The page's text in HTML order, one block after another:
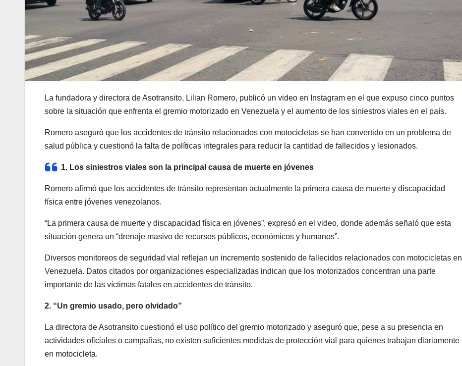
La fundadora y directora de Asotransito, Lilian Romero, publicó un video en Instagram en el que expuso cinco puntos
sobre la situación que enfrenta el gremio motorizado en Venezuela y el aumento de los siniestros viales en el país.
Romero aseguró que los accidentes de tránsito relacionados con motocicletas se han convertido en un problema de
salud pública y cuestionó la falta de políticas integrales para reducir la cantidad de fallecidos y lesionados.
1. Los siniestros viales son la principal causa de muerte en jóvenes
Romero afirmó que los accidentes de tránsito representan actualmente la primera causa de muerte y discapacidad
física entre jóvenes venezolanos.
“La primera causa de muerte y discapacidad física en jóvenes”, expresó en el video, donde además señaló que esta
situación genera un “drenaje masivo de recursos públicos, económicos y humanos”.
Diversos monitoreos de seguridad vial reflejan un incremento sostenido de fallecidos relacionados con motocicletas en
Venezuela. Datos citados por organizaciones especializadas indican que los motorizados concentran una parte
importante de las víctimas fatales en accidentes de tránsito.
2. “Un gremio usado, pero olvidado”
La directora de Asotransito cuestionó el uso político del gremio motorizado y aseguró que, pese a su presencia en
actividades oficiales o campañas, no existen suficientes medidas de protección vial para quienes trabajan diariamente
en motocicleta.